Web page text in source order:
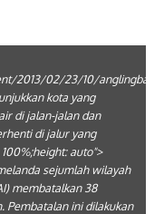
2013/02/23/10/
kota yang
di jalan-jalan dan
di jalur yang
auto">
sejumlah wilayah
membatalkan 38
Pembatalan ini dilakukan